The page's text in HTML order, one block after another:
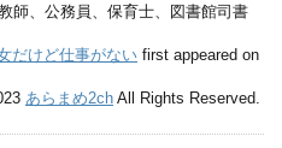
師、公務員、保育士、図書館司書
だけど仕事がない first appeared on
あらまめ2ch All Rights Reserved.